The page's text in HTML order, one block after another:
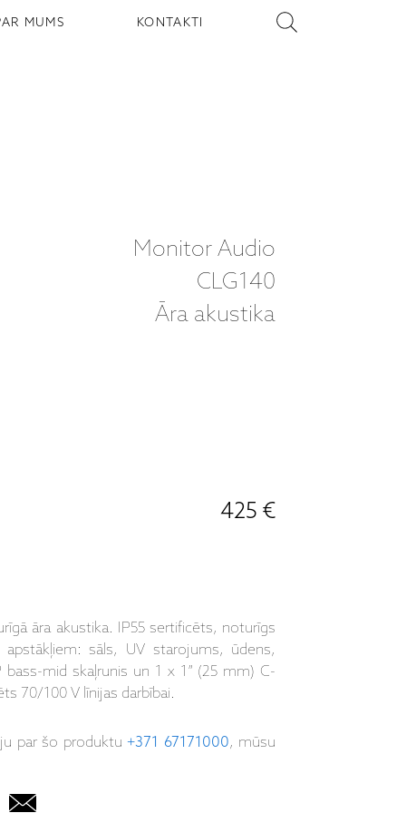
MUMS KONTAKTI
Monitor Audio
CLG140
Āra akustika
425 €
āra akustika. IP55 sertificēts, noturīgs
sāls, UV starojums, ūdens,
mid skaļrunis un 1 x 1” (25 mm) C-
70/100 V līnijas darbībai.
par šo produktu+371 67171000, mūsu